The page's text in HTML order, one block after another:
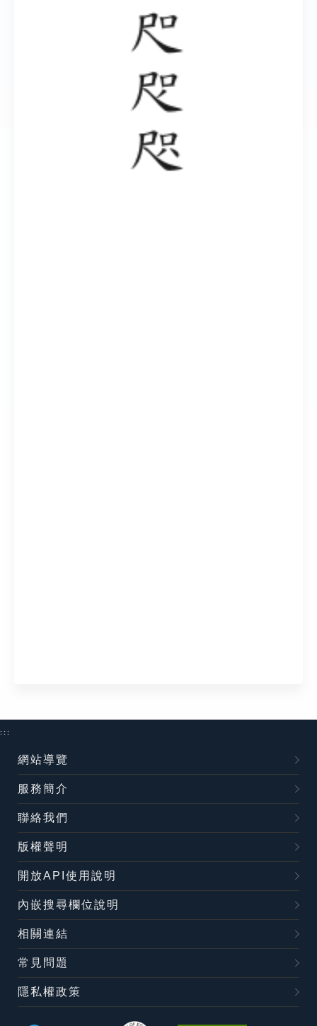
:::
網站導覽
服務簡介
聯絡我們
版權聲明
開放API使用說明
內嵌搜尋欄位說明
相關連結
常見問題
隱私權政策